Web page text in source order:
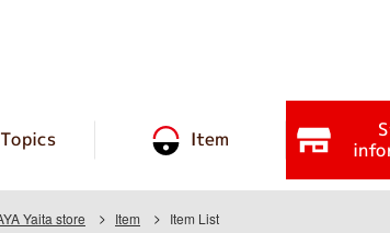
Topics Item
Yaita store Item Item List